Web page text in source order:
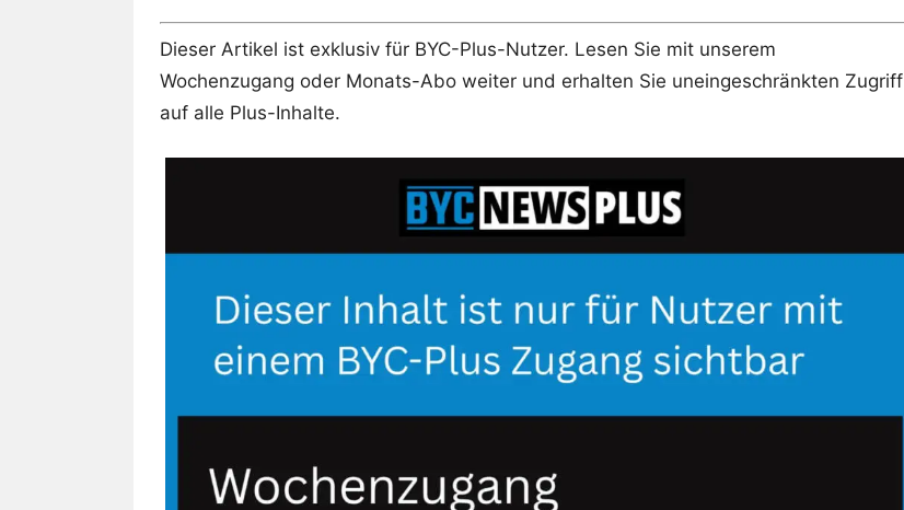
Dieser Artikel ist exklusiv für BYC-Plus-Nutzer. Lesen Sie mit unserem
Wochenzugang oder Monats-Abo weiter und erhalten Sie uneingeschränkten Zugriff
auf alle Plus-Inhalte.